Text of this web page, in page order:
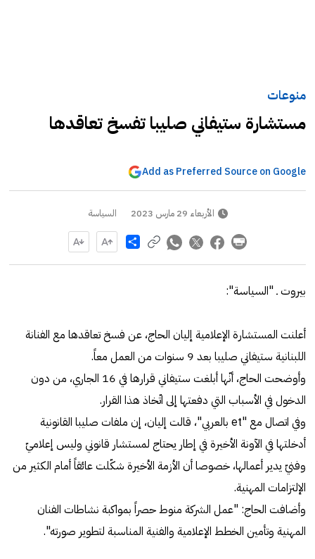
منوعات
مستشارة ستيفاني صليبا تفسخ تعاقدها
Add as Preferred Source on Google
الأربعاء 29 مارس 2023 السياسة
Share
بيروت ـ "السياسة":
أعلنت المستشارة الإعلامية إليان الحاج، عن فسخ تعاقدها مع الفنانة
اللبنانية ستيفاني صليبا بعد 9 سنوات من العمل معاً.
وأوضحت الحاج، أنّها أبلغت ستيفاني قرارها في 16 الجاري، من دون
الدخول في الأسباب التي دفعتها إلى اتّخاذ هذا القرار.
وفي اتصال مع "et بالعربي"، قالت إليان، إن ملفات صليبا القانونية
أدخلتها في الآونة الأخيرة في إطار يحتاج لمستشار قانوني وليس إعلاميّ
وفنيّ يدير أعمالها، خصوصا أن الأزمة الأخيرة شكّلت عائقاً أمام الكثير من
الإلتزامات المهنية.
وأضافت الحاج: "عمل الشركة منوط حصراً بمواكبة نشاطات الفنان
المهنية وتأمين الخطط الإعلامية والفنية المناسبة لتطوير صورته".